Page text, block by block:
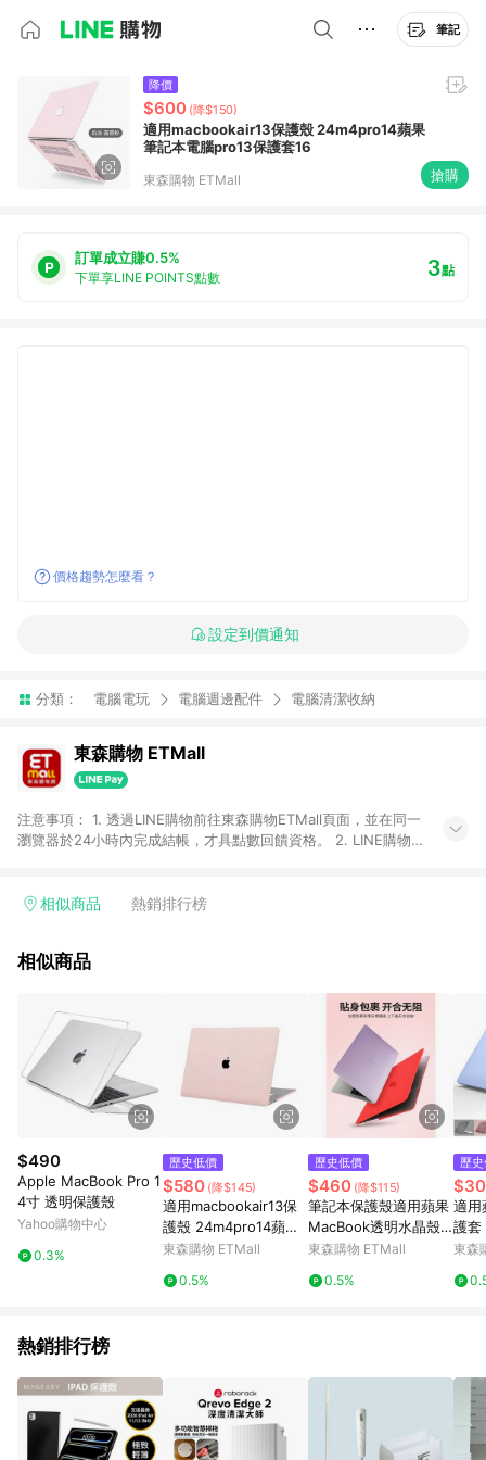
筆記
降價
$600 (降$150)
適用macbookair13保護殼 24m4pro14蘋果
筆記本電腦pro13保護套16
東森購物 ETMall 搶購
訂單成立賺0.5%
下單享LINE POINTS點數 3點
價格趨勢怎麼看？
設定到價通知
分類： 電腦電玩 電腦週邊配件 電腦清潔收納
東森購物 ETMall
注意事項： 1. 透過LINE購物前往東森購物ETMall頁面，並在同一
瀏覽器於24小時內完成結帳，才具點數回饋資格。 2. LINE購物
單，皆不在點數回饋範圍內。 3. 如購買以下類別商品，將無法獲
球嚴選、商城、專案商品、「草莓網」全館商品。 4. 如取消訂
回饋。 5. 點數回饋會扣除所有折扣優惠後之最終發票金額計算，
實際回饋請依LINE購物通知為主。 6. 訂單如有使用東森購物
ETMall站內之折扣優惠(包含但不限於東森幣、樂透金、東森現金
券等)，不具點數回饋資格。詳細請依東森購物ETMall之結帳頁面
顯示為準。 7. LINE購物設有「單一商品最高回饋點數」機制(特
殊活動時開放「回饋無上限」)，以同一訂單中同一商品不論件數
計算，並依訂單成立時間當下LINE購物所設定的回饋機制為準。
8. LINE購物為購物資訊整合性平台，商品資料更新會有時間差，
如顯示之商品規格、顏色、價位、贈品與東森購物ETMall銷售網
頁不符，以銷售網頁標示為準。 9. 若有贈點爭議，請務必於訂單
日期+180天以內至LINE購物客服洽詢；若超過180天(含)以上進
行申訴，恕無法贈點回饋。 10. 部分點數紅包僅限指定商品使
用，或不適用於無回饋商品。各點數紅包之適用商品與使用條件
請依點數紅包頁面規則為準。
相似商品 熱銷排行榜
相似商品
$490
Apple MacBook Pro 1
4寸 透明保護殼
Yahoo購物中心
0.3%
歷史低價
$580 (降$145)
適用macbookair13保
護殼 24m4pro14蘋果
筆記本電腦pro13保護
東森購物 ETMall
0.5%
歷史低價
$460 (降$115)
筆記本保護殼適用蘋果
MacBook透明水晶殼1
3.3全包外殼Mac電腦
pro防刮Air13保護套
東森購物 ETMall
0.5%
歷
適用
護套
ok
東森
熱銷排行榜